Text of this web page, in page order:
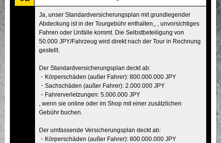
Ja, unser Standardversicherungsplan mit grundlegender
Abdeckung ist in der Tourgebühr enthalten,, , unvorsichtiges
Fahren oder Unfälle kommt. Die Selbstbeteiligung von
50.000 JPY/Fahrzeug wird direkt nach der Tour in Rechnung
gestellt.
Der Standardversicherungsplan deckt ab:
・Körperschäden (außer Fahrer): 800.000.000 JPY
・Sachschäden (außer Fahrer): 2.000.000 JPY
・Fahrerverletzungen: 5.000.000 JPY
, wenn sie online oder im Shop mit einer zusätzlichen
Gebühr buchen.
Der umfassende Versicherungsplan deckt ab:
・Körperschäden (außer Fahrer): 800.000.000 JPY